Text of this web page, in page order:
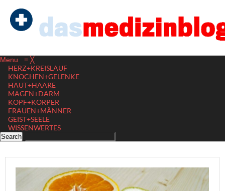
Menu ≡ ╳
HERZ+KREISLAUF
KNOCHEN+GELENKE
HAUT+HAARE
MAGEN+DARM
KOPF+KÖRPER
FRAUEN+MÄNNER
GEIST+SEELE
WISSENWERTES